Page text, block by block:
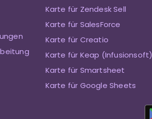
Karte für Zendesk Sell
Karte für SalesForce
Karte für Creatio
Karte für Keap (Infusionsoft)
Karte für Smartsheet
Karte für Google Sheets